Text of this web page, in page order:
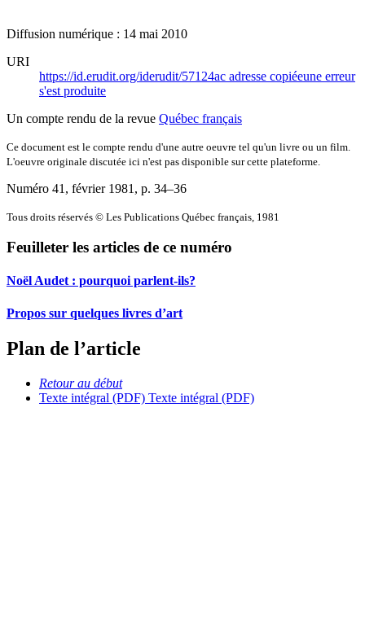
Diffusion numérique : 14 mai 2010
URI
https://id.erudit.org/iderudit/57124ac adresse copiéeune erreur
s'est produite
Un compte rendu de la revue Québec français
Ce document est le compte rendu d'une autre oeuvre tel qu'un livre ou un film.
L'oeuvre originale discutée ici n'est pas disponible sur cette plateforme.
Numéro 41, février 1981 , p. 34–36
Tous droits réservés © Les Publications Québec français, 1981
Feuilleter les articles de ce numéro
Noël Audet : pourquoi parlent-ils?
Propos sur quelques livres d’art
Plan de l’article
Retour au début
Texte intégral (PDF) Texte intégral (PDF)